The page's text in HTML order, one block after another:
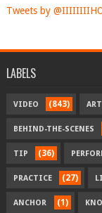
Tweets by
LABELS
VIDEO (843)
BEHIND-THE-SCENES
TIP (36)
PRACTICE (27)
ANCHOR (1)